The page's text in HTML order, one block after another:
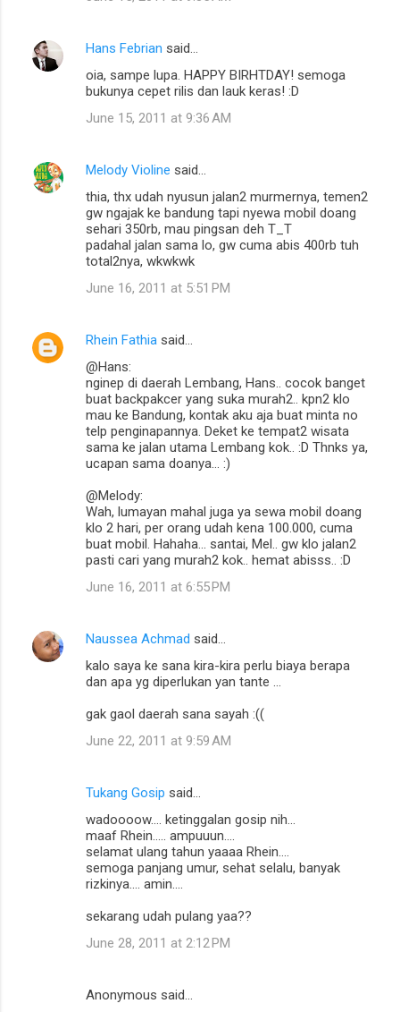
t
Hans Febrian said…
oia, sampe lupa. HAPPY BIRHTDAY! semoga
bukunya cepet rilis dan lauk keras! :D
June 15, 2011 at 9:36 AM
Melody Violine said…
thia, thx udah nyusun jalan2 murmernya, temen2
gw ngajak ke bandung tapi nyewa mobil doang
sehari 350rb, mau pingsan deh T_T
padahal jalan sama lo, gw cuma abis 400rb tuh
total2nya, wkwkwk
June 16, 2011 at 5:51 PM
Rhein Fathia said…
@Hans:
nginep di daerah Lembang, Hans.. cocok banget
buat backpakcer yang suka murah2.. kpn2 klo
mau ke Bandung, kontak aku aja buat minta no
telp penginapannya. Deket ke tempat2 wisata
sama ke jalan utama Lembang kok.. :D Thnks ya,
ucapan sama doanya... :)
@Melody:
Wah, lumayan mahal juga ya sewa mobil doang
klo 2 hari, per orang udah kena 100.000, cuma
buat mobil. Hahaha... santai, Mel.. gw klo jalan2
pasti cari yang murah2 kok.. hemat abisss.. :D
June 16, 2011 at 6:55 PM
Naussea Achmad said…
kalo saya ke sana kira-kira perlu biaya berapa
dan apa yg diperlukan yan tante ...
gak gaol daerah sana sayah :((
June 22, 2011 at 9:59 AM
Tukang Gosip said…
wadoooow.... ketinggalan gosip nih...
maaf Rhein..... ampuuun....
selamat ulang tahun yaaaa Rhein....
semoga panjang umur, sehat selalu, banyak
rizkinya.... amin....
sekarang udah pulang yaa??
June 28, 2011 at 2:12 PM
Anonymous said…